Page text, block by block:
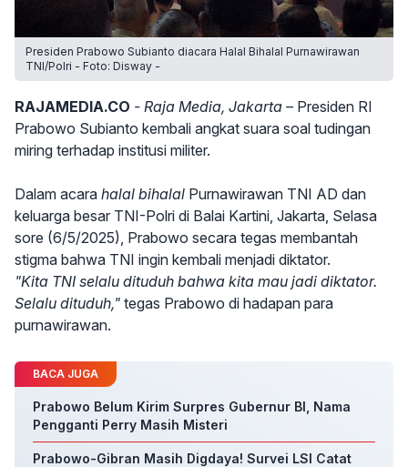
Presiden Prabowo Subianto diacara Halal Bihalal Purnawirawan
TNI/Polri - Foto: Disway -
RAJAMEDIA.CO - Raja Media, Jakarta –Presiden RI
Prabowo Subianto kembali angkat suara soal tudingan
miring terhadap institusi militer.
Dalam acara halal bihalal Purnawirawan TNI AD dan
keluarga besar TNI-Polri di Balai Kartini, Jakarta, Selasa
sore (6/5/2025), Prabowo secara tegas membantah
stigma bahwa TNI ingin kembali menjadi diktator.
"Kita TNI selalu dituduh bahwa kita mau jadi diktator.
Selalu dituduh," tegas Prabowo di hadapan para
purnawirawan.
BACA JUGA
Prabowo Belum Kirim Surpres Gubernur BI, Nama
Pengganti Perry Masih Misteri
Prabowo-Gibran Masih Digdaya! Survei LSI Catat